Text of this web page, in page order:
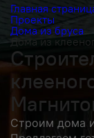
Главная
Проекты
Дома из бруса
Дома из
Строим дома